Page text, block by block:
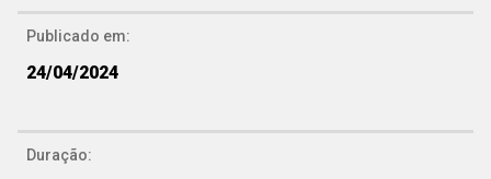
Publicado em:
24/04/2024
Duração: